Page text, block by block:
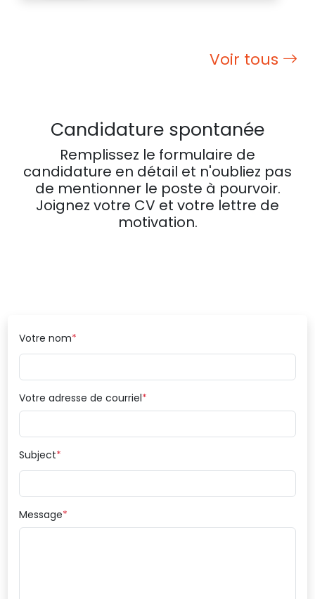
Voir tous
Candidature spontanée
Remplissez le formulaire de
candidature en détail et n'oubliez pas
de mentionner le poste à pourvoir.
Joignez votre CV et votre lettre de
motivation.
Votre nom
Votre adresse de courriel
Subject
Message